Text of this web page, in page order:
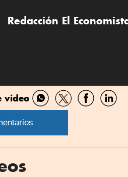
Redacción El
vídeo
Compartir
por
Compartir
por
Compartir